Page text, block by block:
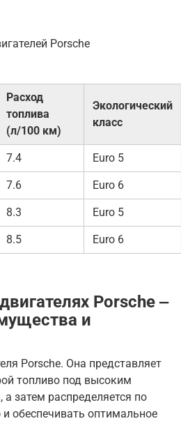
Porsche
Расход
топлива
(л/100 км)
Экологический
класс
7.4 Euro 5
7.6 Euro 6
8.3 Euro 5
8.5 Euro 6
Porsche ‒
и
Porsche. Она представляет
топливо под высоким
затем распределяется по
обеспечивать оптимальное